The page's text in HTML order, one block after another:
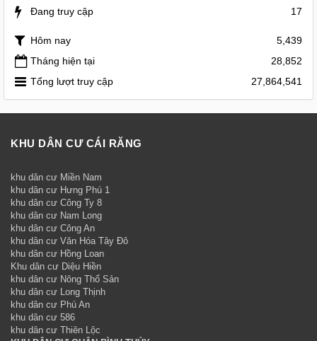
Đang truy cập 17
Hôm nay
5,439
Tháng hiện tại
28,852
Tổng lượt truy cập
27,864,541
KHU DÂN CƯ CÁI RĂNG
khu dân cư Miền Nam
khu dân cư Hưng Phú 1
khu dân cư Công Ty 8
khu dân cư Nam Long
khu dân cư Công An
khu dân cư Văn Hóa Tây Đô
khu dân cư Hồng Loan
Khu dân cư Diệu Hiền
khu dân cư Nông Thổ Sản
khu dân cư Long Thịnh
khu dân cư Phú An
khu dân cư 586
khu dân cư Thiên Lộc